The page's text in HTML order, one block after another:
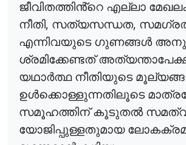
ജീവിതത്തിൻ്റെ എല്ലാ
നീതി, സത്യസന്ധത,
എന്നിവയുടെ ഗുണങ്ങൾ
ശ്രമിക്കേണ്ടത്
യഥാർത്ഥ നീതിയുടെ
ഉൾക്കൊള്ളുന്നതിലൂടെ
സമൂഹത്തിന് കൂടുതൽ
യോജിപ്പുള്ളതുമായ